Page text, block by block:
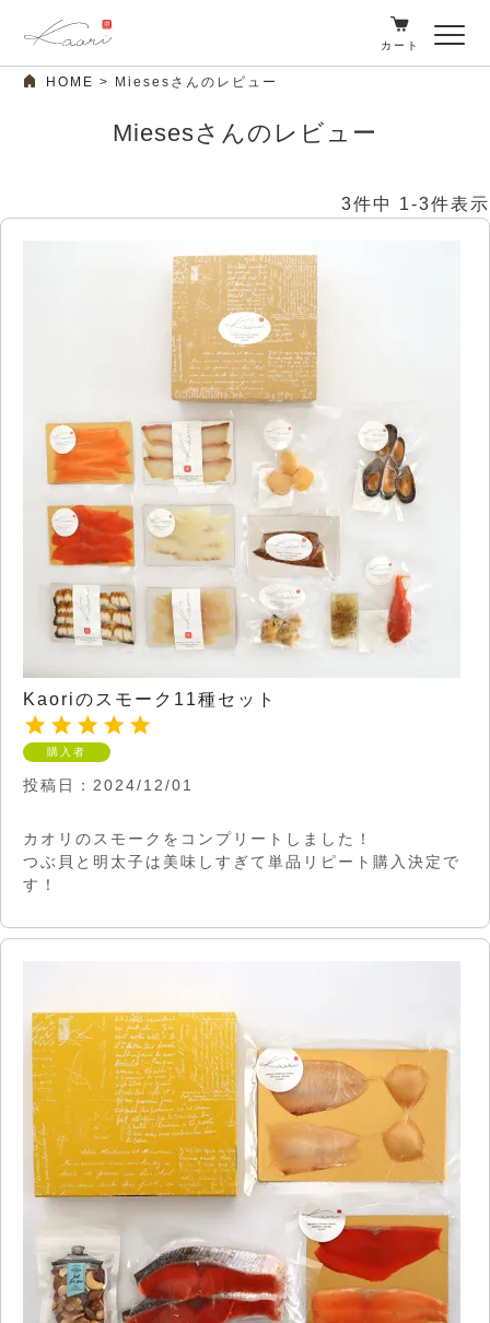
カート
HOME Miesesさんのレビュー
Miesesさんのレビュー
3件中 1-3件表示
Kaoriのスモーク11種セット
購入者
投稿日 2024/12/01
カオリのスモークをコンプリートしました！
つぶ貝と明太子は美味しすぎて単品リピート購入決定で
す！